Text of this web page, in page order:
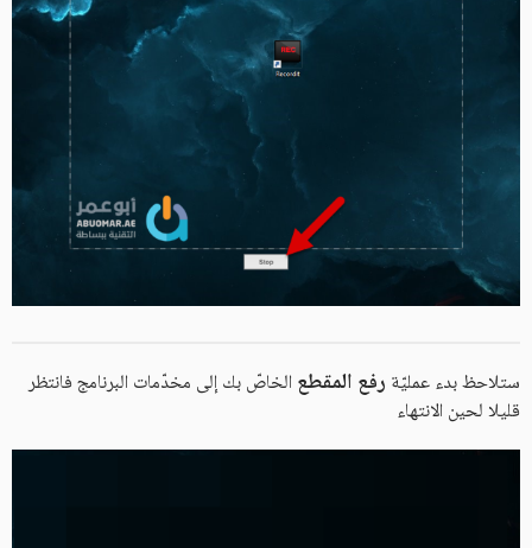
ستلاحظ بدء عمليّة رفع المقطع الخاصّ بك إلى مخدّمات البرنامج فانتظر
قليلا لحين الانتهاء